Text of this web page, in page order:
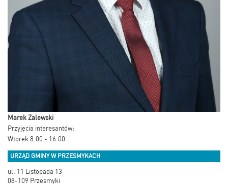
Marek Zalewski
Przyjęcia interesantów:
Wtorek 8:00 - 16:00
URZĄD GMINY W PRZESMYKACH
ul. 11 Listopada 13
08-109 Przesmyki